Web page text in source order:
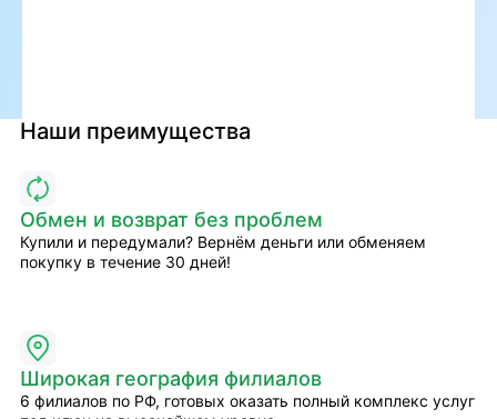
Наши преимущества
Обмен и возврат без проблем
Купили и передумали? Вернём деньги или обменяем
покупку в течение 30 дней!
Широкая география филиалов
6 филиалов по РФ, готовых оказать полный комплекс услуг